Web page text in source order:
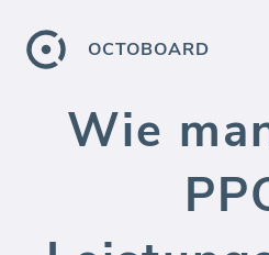
OCTOBOARD
Wie